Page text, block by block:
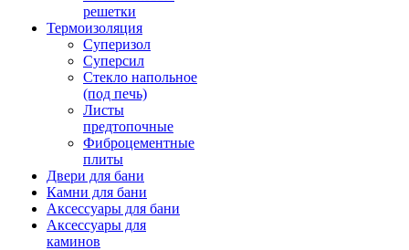
решетки
Термоизоляция
Суперизол
Суперсил
Стекло напольное
(под печь)
Листы
предтопочные
Фиброцементные
плиты
Двери для бани
Камни для бани
Аксессуары для бани
Аксессуары для
каминов